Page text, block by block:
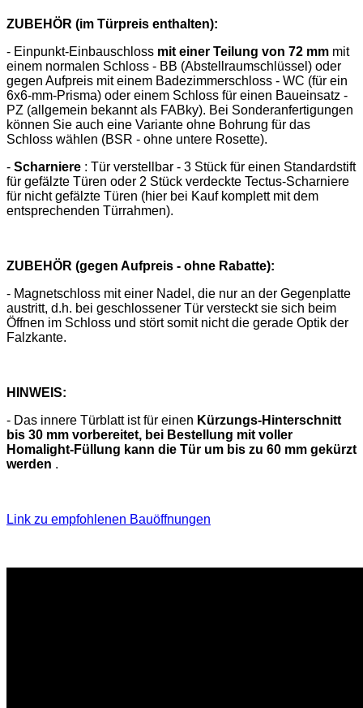
ZUBEHÖR (im Türpreis enthalten):
- Einpunkt-Einbauschloss mit einer Teilung von 72 mm mit
einem normalen Schloss - BB (Abstellraumschlüssel) oder
gegen Aufpreis mit einem Badezimmerschloss - WC (für ein
6x6-mm-Prisma) oder einem Schloss für einen Baueinsatz -
PZ (allgemein bekannt als FABky). Bei Sonderanfertigungen
können Sie auch eine Variante ohne Bohrung für das
Schloss wählen (BSR - ohne untere Rosette).
- Scharniere : Tür verstellbar - 3 Stück für einen Standardstift
für gefälzte Türen oder 2 Stück verdeckte Tectus-Scharniere
für nicht gefälzte Türen (hier bei Kauf komplett mit dem
entsprechenden Türrahmen).
ZUBEHÖR (gegen Aufpreis - ohne Rabatte):
- Magnetschloss mit einer Nadel, die nur an der Gegenplatte
austritt, d.h. bei geschlossener Tür versteckt sie sich beim
Öffnen im Schloss und stört somit nicht die gerade Optik der
Falzkante.
HINWEIS:
- Das innere Türblatt ist für einen Kürzungs-Hinterschnitt
bis 30 mm vorbereitet, bei Bestellung mit voller
Homalight-Füllung kann die Tür um bis zu 60 mm gekürzt
werden .
Link zu empfohlenen Bauöffnungen